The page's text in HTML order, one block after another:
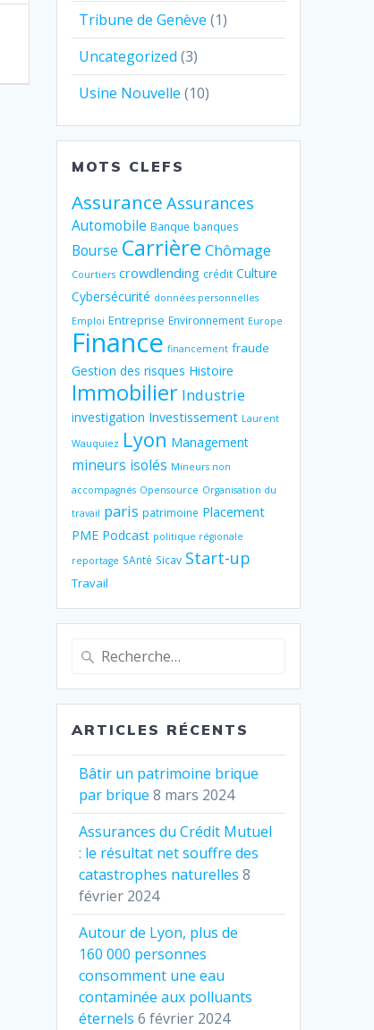
Tribune de Genève (1)
Uncategorized (3)
Usine Nouvelle (10)
MOTS CLEFS
Assurance Assurances
Automobile Banque banques
Bourse Carrière Chômage
Courtiers crowdlending crédit Culture
Cybersécurité données personnelles
Emploi Entreprise Environnement Europe
Finance financement fraude
Gestion des risques Histoire
Immobilier Industrie
investigation Investissement Laurent
Wauquiez Lyon Management
mineurs isolés Mineurs non
accompagnés Opensource Organisation du
travail paris patrimoine Placement
PME Podcast politique régionale
reportage SAnté Sicav Start-up
Travail
Recherche
:
ARTICLES RÉCENTS
Bâtir un patrimoine brique
par brique 8 mars 2024
Assurances du Crédit Mutuel
: le résultat net souffre des
catastrophes naturelles 8
février 2024
Autour de Lyon, plus de
160 000 personnes
consomment une eau
contaminée aux polluants
éternels 6 février 2024